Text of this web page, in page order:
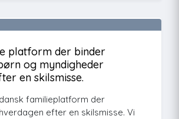
platform der binder
og myndigheder
en skilsmisse.
familieplatform der
efter en skilsmisse. Vi